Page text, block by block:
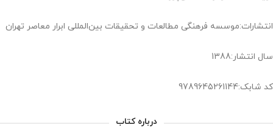
انتشارات:موسسه فرهنگی مطالعات و تحقیقات بین‌المللی ابرار معاصر تهران
سال انتشار:1388
کد شابک:9789645261144
درباره کتاب